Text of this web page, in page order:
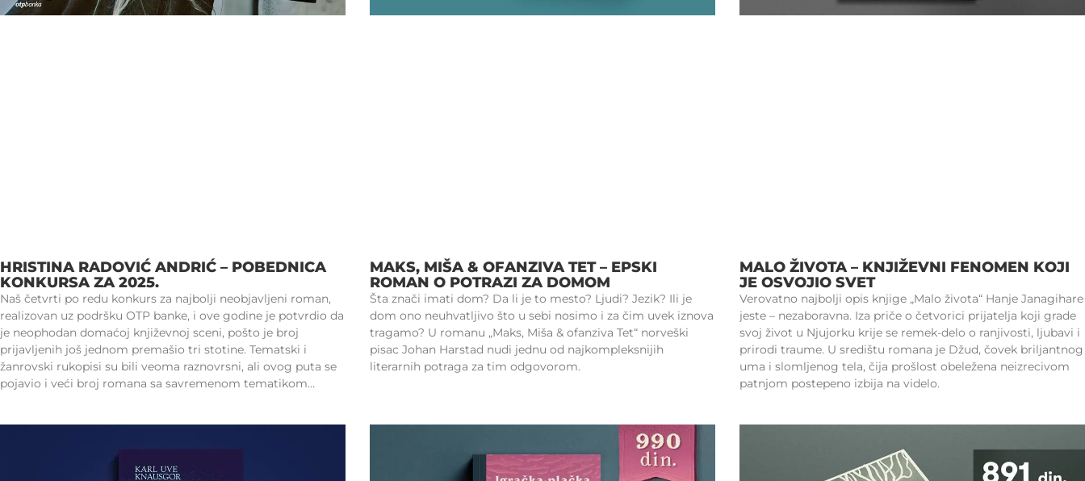
HRISTINA RADOVIĆ ANDRIĆ – POBEDNICA
KONKURSA ZA 2025.
Naš četvrti po redu konkurs za najbolji neobjavljeni roman,
realizovan uz podršku OTP banke, i ove godine je potvrdio da
je neophodan domaćoj književnoj sceni, pošto je broj
prijavljenih još jednom premašio tri stotine. Tematski i
žanrovski rukopisi su bili veoma raznovrsni, ali ovog puta se
pojavio i veći broj romana sa savremenom tematikom…
MAKS, MIŠA & OFANZIVA TET – EPSKI
ROMAN O POTRAZI ZA DOMOM
Šta znači imati dom? Da li je to mesto? Ljudi? Jezik? Ili je
dom ono neuhvatljivo što u sebi nosimo i za čim uvek iznova
tragamo? U romanu „Maks, Miša & ofanziva Tet“ norveški
pisac Johan Harstad nudi jednu od najkompleksnijih
literarnih potraga za tim odgovorom.
MALO ŽIVOTA – KNJIŽEVNI FENOMEN KOJI
JE OSVOJIO SVET
Verovatno najbolji opis knjige „Malo života“ Hanje Janagihare
jeste – nezaboravna. Iza priče o četvorici prijatelja koji grade
svoj život u Njujorku krije se remek-delo o ranjivosti, ljubavi i
prirodi traume. U središtu romana je Džud, čovek briljantnog
uma i slomljenog tela, čija prošlost obeležena neizrecivom
patnjom postepeno izbija na videlo.